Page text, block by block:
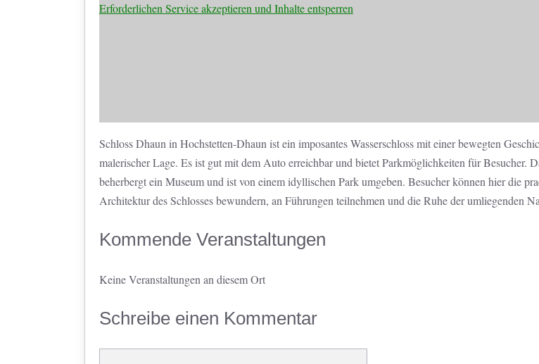
Erforderlichen Service akzeptieren und Inhalte entsperren
Schloss Dhaun in Hochstetten-Dhaun ist ein imposantes Wasserschloss mit einer bewegten
malerischer Lage. Es ist gut mit dem Auto erreichbar und bietet Parkmöglichkeiten für Besucher.
beherbergt ein Museum und ist von einem idyllischen Park umgeben. Besucher können hier die
Architektur des Schlosses bewundern, an Führungen teilnehmen und die Ruhe der umliegenden
Kommende Veranstaltungen
Keine Veranstaltungen an diesem Ort
Schreibe einen Kommentar